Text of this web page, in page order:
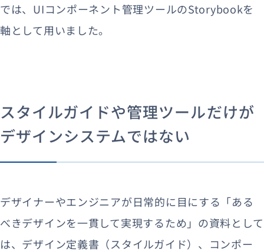
では、UIコンポーネント管理ツールのStorybookを
軸として用いました。
スタイルガイドや管理ツールだけが
デザインシステムではない
デザイナーやエンジニアが日常的に目にする「ある
べきデザインを一貫して実現するため」の資料として
は、デザイン定義書（スタイルガイド）、コンポー